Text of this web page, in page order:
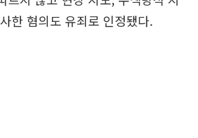
한 혐의도 유죄로 인정됐다.